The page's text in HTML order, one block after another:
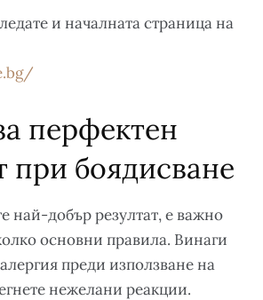
и началната страница на
перфектен
при боядисване
най-добър резултат, е важно
основни правила. Винаги
алергия преди използване на
нежелани реакции.